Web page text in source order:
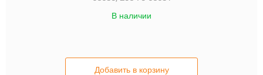
В наличии
Добавить в корзину